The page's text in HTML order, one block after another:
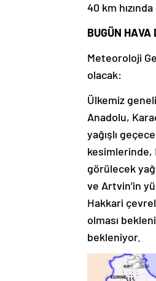
40 km
BUGÜN HAVA
Meteoroloji
olacak:
Ülkemiz
Anadolu,
yağışlı
kesimlerinde,
görülecek
ve Artvin’in
Hakkari
olması
bekleniyor.